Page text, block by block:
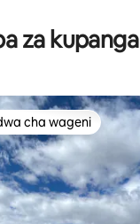
za
cha wageni
cha wageni